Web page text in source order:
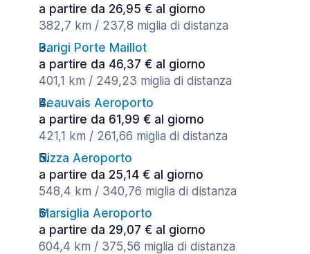
a partire da 26,95 € al giorno
382,7 km / 237,8 miglia di distanza
Parigi Porte Maillot
a partire da 46,37 € al giorno
401,1 km / 249,23 miglia di distanza
Beauvais Aeroporto
a partire da 61,99 € al giorno
421,1 km / 261,66 miglia di distanza
Nizza Aeroporto
a partire da 25,14 € al giorno
548,4 km / 340,76 miglia di distanza
Marsiglia Aeroporto
a partire da 29,07 € al giorno
604,4 km / 375,56 miglia di distanza